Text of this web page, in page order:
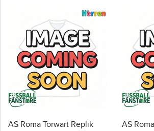
AS Roma Torwart Replik
AS